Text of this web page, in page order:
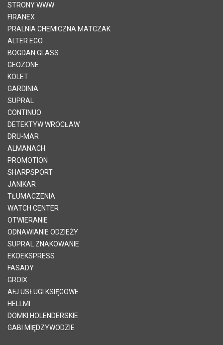
STRONY WWW
FIRANEX
PRALNIA CHEMICZNA MATCZAK
ALTER EGO
BOGDAN GLASS
GEOZONE
KOLET
GARDINIA
SUPRAL
CONTINUO
DETEKTYW WROCŁAW
DRU-MAR
ALMANACH
PROMOTION
SHARPSPORT
JANIKAR
TŁUMACZENIA
WATCH CENTER
OTWIERANIE
ODNAWIANIE ODZIEŻY
SUPRAL ZNAKOWANIE
EKOEKSPRESS
FASADY
GROIX
AFJ USŁUGI KSIĘGOWE
HELLMI
DOMKI HOLENDERSKIE
GABI MIĘDZYWODZIE